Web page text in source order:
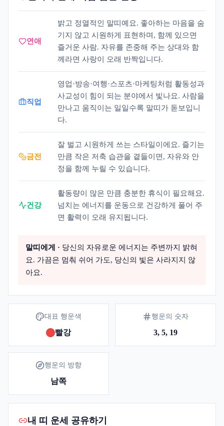
연애
밝고 정열적인 말띠예요. 좋아하는 마음을 숨
기지 않고 시원하게 표현하며, 함께 있으면
즐거운 사람. 자유를 존중해 주는 상대와 함
께라면 사랑이 오래 반짝입니다.
직업
영업·방송·여행·스포츠·마케팅처럼 활동성과
사교성이 힘이 되는 분야에서 빛나요. 사람을
만나고 움직이는 일일수록 말띠가 돋보입니
다.
금전
잘 벌고 시원하게 쓰는 스타일이에요. 즐기는
만큼 작은 저축 습관을 곁들이면, 자유와 안
정을 함께 누릴 수 있습니다.
건강
활동량이 많은 만큼 충분한 휴식이 필요해요.
넘치는 에너지를 운동으로 건강하게 풀어 주
면 활력이 오래 유지됩니다.
말띠 에게 · 당신의 자유로운 에너지는 주변까지 밝혀
요. 가끔은 멈춰 쉬어 가도, 당신의 빛은 사라지지 않
아요.
대표 행운색
빨강
행운의 숫자
3, 5, 19
행운의 방향
남쪽
내 띠 운세 공유하기